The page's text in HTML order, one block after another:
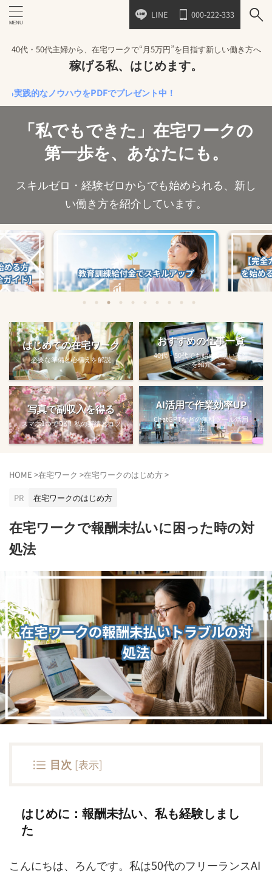
LINE 000-222-333
40代・50代主婦から、在宅ワークで“月5万円”を目指す新しい働き方へ
稼げる私、はじめます。
なノウハウをPDFでプレゼント中！
「私でもできた」在宅ワークの
第一歩を、あなたにも。
スキルゼロ・経験ゼロからでも始められる、新し
い働き方を紹介しています。
る方法
教育訓練給付金で賢くスキルアップする
方法【主婦でも使え...
【完全ガ
はじめての在宅ワーク
必要な準備と心構えを解説
おすすめの仕事一覧
40代・50代でも始めやすい案件
を紹介
写真で副収入を得る
スマホ1つでOK！私の実績とコツ
AI活用で作業効率UP
ChatGPTなどの無料ツール活用
法
HOME >在宅ワーク >在宅ワークのはじめ方>
PR
在宅ワークのはじめ方
在宅ワークで報酬未払いに困った時の対
処法
目次 [表示]
はじめに：報酬未払い、私も経験しまし
た
こんにちは、ろんです。私は50代のフリーランスAI